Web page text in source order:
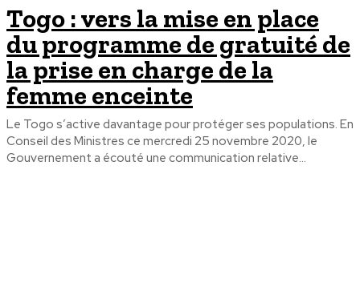
Togo : vers la mise en place
du programme de gratuité de
la prise en charge de la
femme enceinte
Le Togo s’active davantage pour protéger ses populations. En
Conseil des Ministres ce mercredi 25 novembre 2020, le
Gouvernement a écouté une communication relative...